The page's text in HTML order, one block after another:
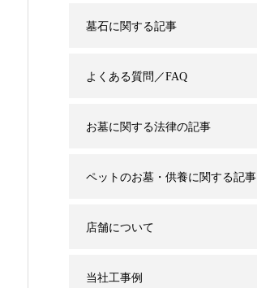
墓石に関する記事
よくある質問／FAQ
お墓に関する法律の記事
ペットのお墓・供養に関する記事
店舗について
当社工事例